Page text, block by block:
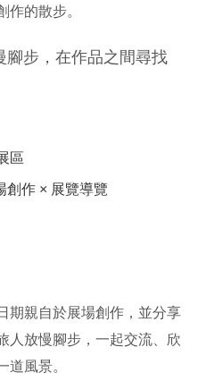
作的散步。
腳步，在作品之間尋找
區
創作 × 展覽導覽
期親自於展場創作，並分享
人放慢腳步，一起交流、欣
道風景。